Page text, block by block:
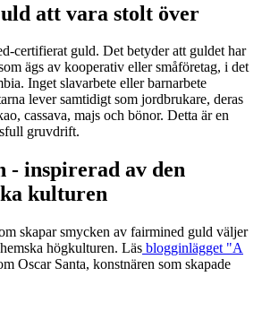
att vara stolt över
certifierat guld. Det betyder att guldet har
ägs av kooperativ eller småföretag, i det
Inget slavarbete eller barnarbete
lever samtidigt som jordbrukare, deras
cassava, majs och bönor. Detta är en
gruvdrift.
- inspirerad av den
kulturen
skapar smycken av fairmined guld väljer
högkulturen. Läs blogginlägget "A
Oscar Santa, konstnären som skapade